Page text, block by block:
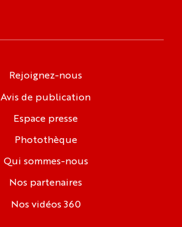
Rejoignez-nous
Avis de publication
Espace presse
Photothèque
Qui sommes-nous
Nos partenaires
Nos vidéos 360